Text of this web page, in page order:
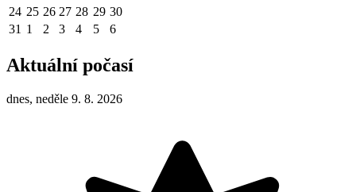
24 25 26 27 28 29 30
31 1 2 3 4 5 6
Aktuální počasí
dnes, neděle 9. 8. 2026